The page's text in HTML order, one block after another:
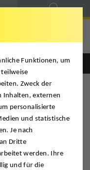
Atze Schröder
Mario
Funktionen, um
Zweck der
Inhalten, externen
personalisierte
und statistische
Je nach
Dritte
werden. Ihre
und für die